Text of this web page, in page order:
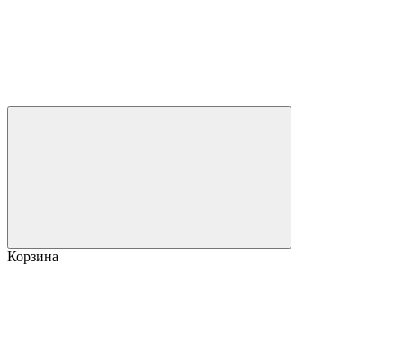
Корзина